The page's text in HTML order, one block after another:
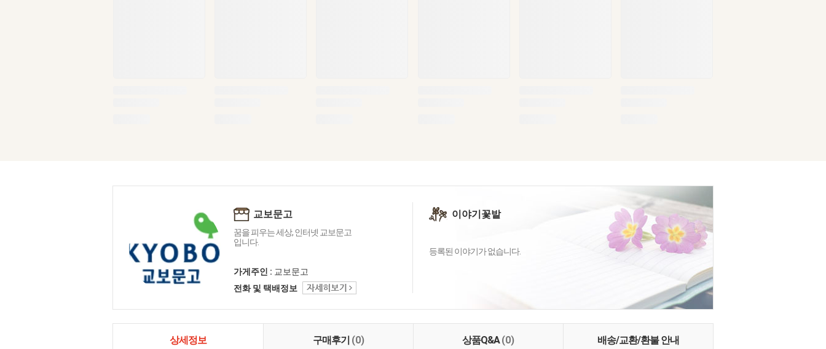
교보문고
꿈을 피우는 세상, 인터넷 교보문고
입니다.
가게주인 : 교보문고
전화 및 택배정보
이야기꽃밭
등록된 이야기가 없습니다.
상세정보 구매후기 (0) 상품Q&A(0) 배송/교환/환불 안내